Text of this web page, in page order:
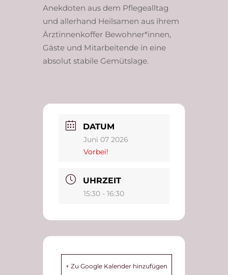
Anekdoten aus dem Pflegealltag
und allerhand Heilsamen aus ihrem
Ärztinnenkoffer Bewohner*innen,
Gäste und Mitarbeitende in eine
absolut stabile Gemütslage.
DATUM
Juni 07 2026
Vorbei!
UHRZEIT
15:30 - 16:30
+ Zu Google Kalender hinzufügen